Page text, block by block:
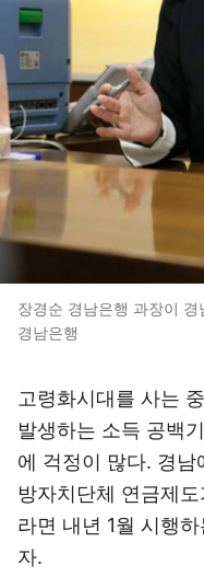
장경순 경남은행 과장이
경남은행
고령화시대를 사는
발생하는 소득 공백
에 걱정이 많다. 경남
방자치단체 연금제
라면 내년 1월 시행
자.